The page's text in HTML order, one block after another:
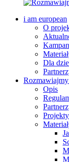
i am european
O
Dla
Opis